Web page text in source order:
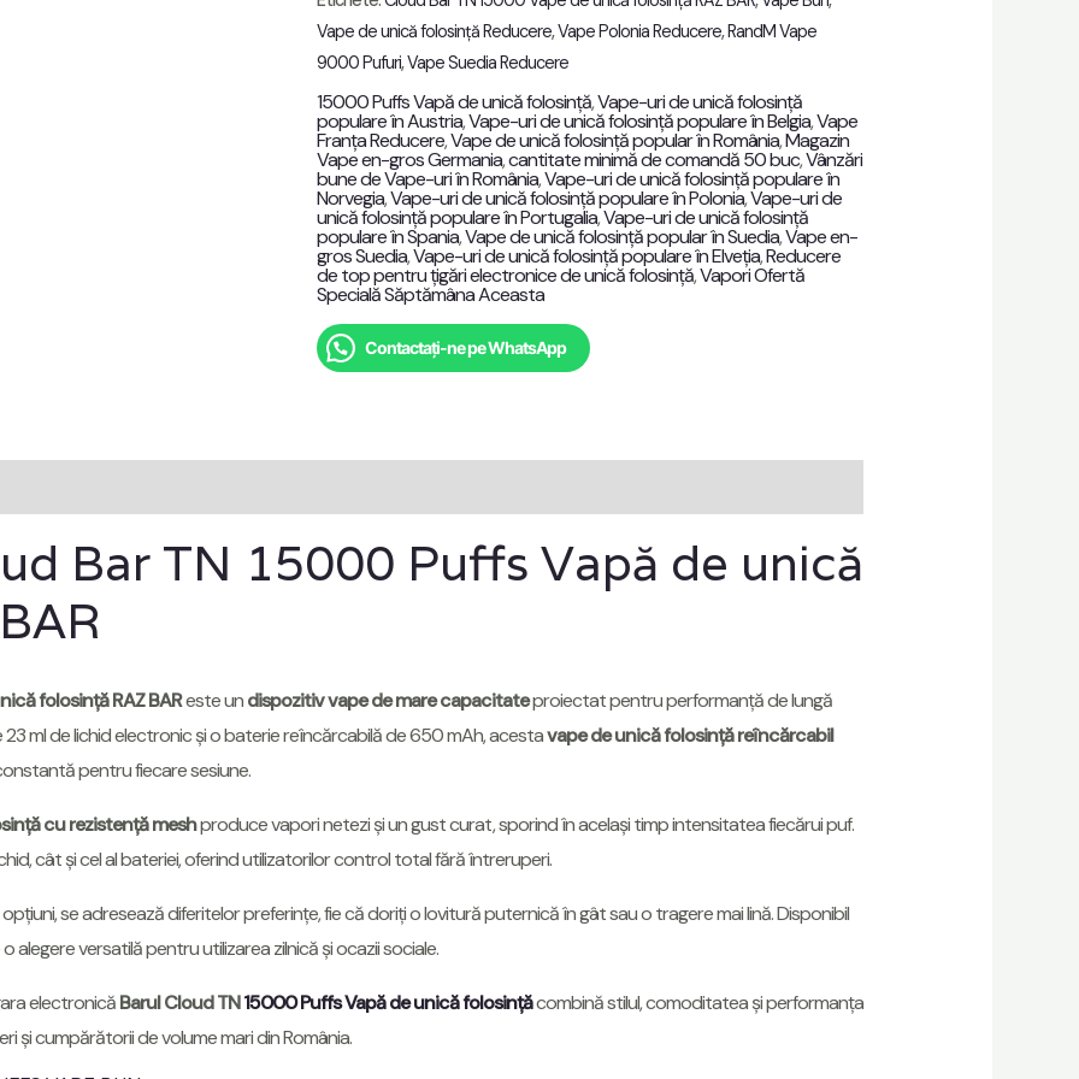
Vape de unică folosință Reducere,Vape Polonia Reducere,RandM Vape
9000 Pufuri,Vape Suedia Reducere
15000 Puffs Vapă de unică folosință,Vape-uri de unică folosință
populare în Austria,Vape-uri de unică folosință populare în Belgia,Vape
Franța Reducere,Vape de unică folosință popular în România,Magazin
Vape en-gros Germania,cantitate minimă de comandă 50 buc,Vânzări
bune de Vape-uri în România,Vape-uri de unică folosință populare în
Norvegia,Vape-uri de unică folosință populare în Polonia,Vape-uri de
unică folosință populare în Portugalia,Vape-uri de unică folosință
populare în Spania,Vape de unică folosință popular în Suedia,Vape en-
gros Suedia,Vape-uri de unică folosință populare în Elveția,Reducere
de top pentru țigări electronice de unică folosință,Vapori Ofertă
Specială Săptămâna Aceasta
Contactați-ne pe WhatsApp
Bar TN 15000 Puffs Vapă de unică
folosință RAZ BAReste undispozitiv vape de mare capacitateproiectat pentru performanță de lungă
ml de lichid electronic și o baterie reîncărcabilă de 650 mAh, acestavape de unică folosință reîncărcabil
pentru fiecare sesiune.
cu rezistență meshproduce vapori netezi și un gust curat, sporind în același timp intensitatea fiecărui puf.
cât și cel al bateriei, oferind utilizatorilor control total fără întreruperi.
se adresează diferitelor preferințe, fie că doriți o lovitură puternică în gât sau o tragere mai lină. Disponibil
alegere versatilă pentru utilizarea zilnică și ocazii sociale.
electronicăBarul Cloud TN15000 Puffs Vapă de unică folosințăcombină stilul, comoditatea și performanța
și cumpărătorii de volume mari din România.